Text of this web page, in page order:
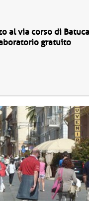
al via corso di
gratuito